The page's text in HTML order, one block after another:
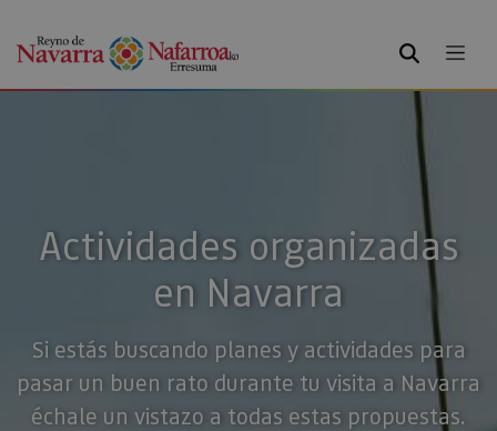
BUSCAR
Actividades organizadas
en Navarra
Si estás buscando planes y actividades para
pasar un buen rato durante tu visita a Navarra
échale un vistazo a todas estas propuestas.